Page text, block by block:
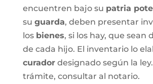
encuentren bajo su patria
su guarda, deben presentar
los bienes, si los hay, que sean
de cada hijo. El inventario lo
curadordesignado según la
trámite, consultar al notario.